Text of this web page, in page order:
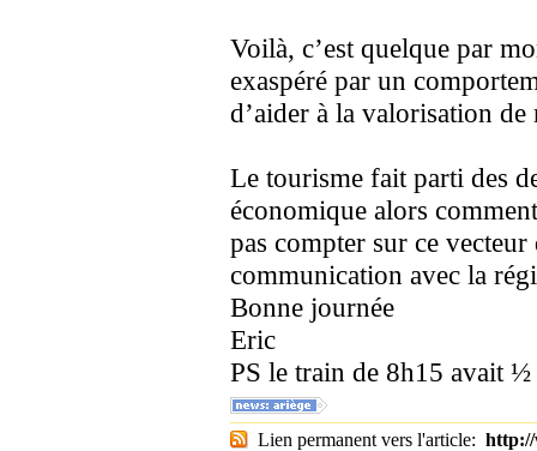
Voilà, c’est quelque par
exaspéré par un
d’aider à la valorisation de
Le tourisme fait parti des
économique alors
pas compter sur ce
communication avec la
Bonne journée
Eric
PS le train de 8h15 avait ½
Lien permanent vers l'article: http://